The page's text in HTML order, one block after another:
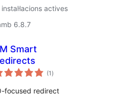
actives
6.8.7
Smart
(1 puntuacions
totals
)
focused redirect